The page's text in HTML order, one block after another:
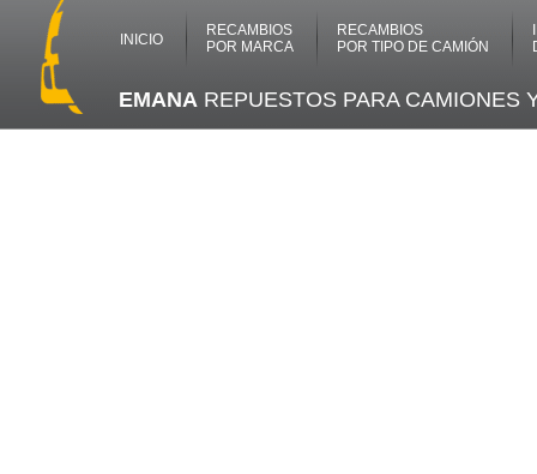
INICIO
RECAMBIOS
POR MARCA
RECAMBIOS
POR TIPO DE CAMIÓN
EMANA REPUESTOS PARA CAMIONES